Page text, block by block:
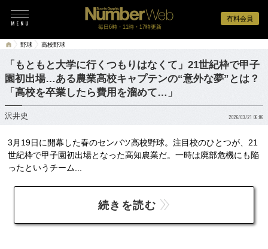
有料会員
毎日6時・11時・17時更新
野球 高校野球
「もともと大学に行くつもりはなくて」21世紀枠で甲子
園初出場…ある農業高校キャプテンの“意外な夢”とは？
「高校を卒業したら費用を溜めて…」
沢井史 2026/03/21 06:06
3月19日に開幕した春のセンバツ高校野球。注目校のひとつが、21
世紀枠で甲子園初出場となった高知農業だ。一時は廃部危機にも陥
ったというチーム...
続きを読む